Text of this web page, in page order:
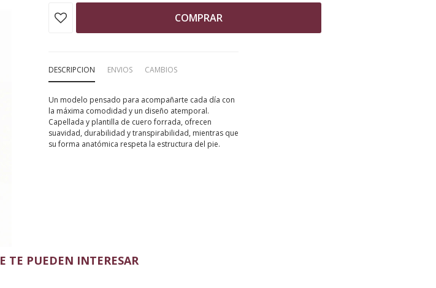
COMPRAR
DESCRIPCION ENVIOS CAMBIOS
Un modelo pensado para acompañarte cada día con
la máxima comodidad y un diseño atemporal.
Capellada y plantilla de cuero forrada, ofrecen
suavidad, durabilidad y transpirabilidad, mientras que
su forma anatómica respeta la estructura del pie.
TE PUEDEN INTERESAR